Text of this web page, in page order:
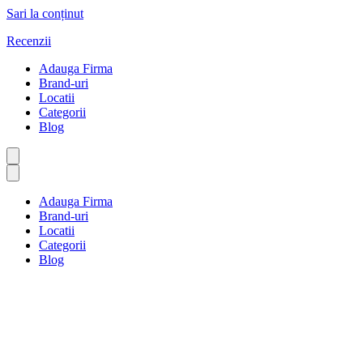
Sari la conținut
Recenzii
Adauga Firma
Brand-uri
Locatii
Categorii
Blog
Adauga Firma
Brand-uri
Locatii
Categorii
Blog